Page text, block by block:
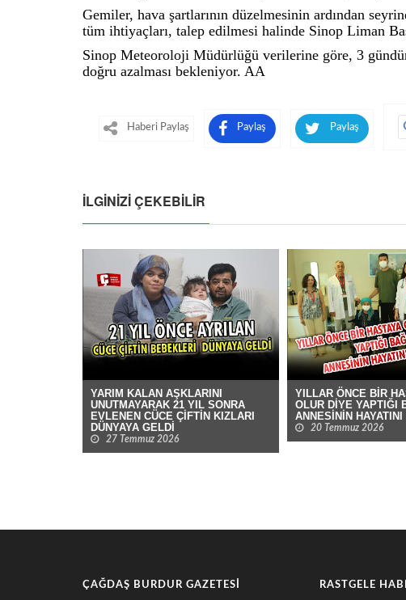
Gemiler, hava şartlarının düzelmesinin ardından
tüm ihtiyaçları, talep edilmesi halinde Sinop Liman
Sinop Meteoroloji Müdürlüğü verilerine göre, 3
doğru azalması bekleniyor. AA
Haberi Paylaş Paylaş Paylaş
İLGINIZI ÇEKEBILIR
YARIM KALAN AŞKLARINI
UNUTMAYARAK 21 YIL SONRA
EVLENEN CÜCE ÇİFTİN KIZLARI
DÜNYAYA GELDİ
27 Temmuz 2026
YILLAR ÖNCE BİR
OLUR DİYE YAPTIĞI
ANNESİNİN HAYATINI
20 Temmuz 2026
ÇAĞDAŞ BURDUR GAZETESI RASTGELE